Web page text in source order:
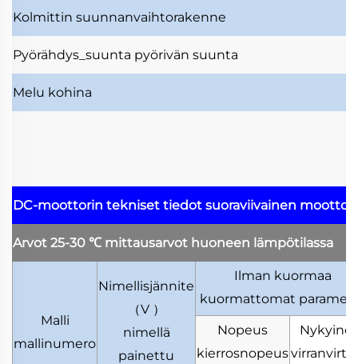
Kolmittin suunnanvaihtorakenne
Pyörähdys_suunta pyörivän suunta
Melu kohina
DC-moottorin tekniset tiedot suoraviivainen
Arvot 25-30 ℃ mittausarvot huoneen lämpötilassa
Malli
mallinumero
Nimellisjännite
（V ）
nimellä
painettu
Ilman kuormaa
kuormattomat
Nopeus
kierrosnopeus